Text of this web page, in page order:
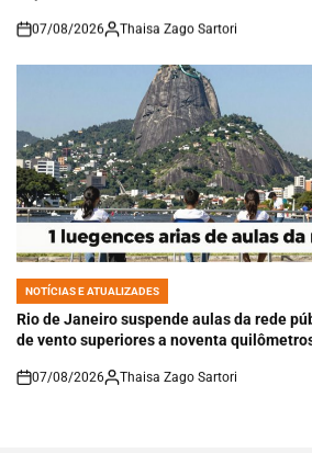
on
07/08/2026 Thaisa Zago Sartori
POSTED
NOTÍCIAS E ATUALIZADES
Rio de Janeiro suspende aulas da rede
de vento superiores a noventa
on
07/08/2026 Thaisa Zago Sartori